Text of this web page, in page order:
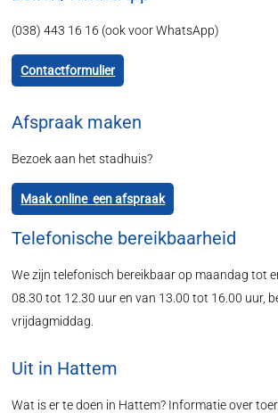
(038) 443 16 16 (ook voor WhatsApp)
Contactformulier
Afspraak maken
Bezoek aan het stadhuis?
Maak online een afspraak
Telefonische bereikbaarheid
We zijn telefonisch bereikbaar op maandag tot
08.30 tot 12.30 uur en van 13.00 tot 16.00 uur,
vrijdagmiddag.
Uit in Hattem
Wat is er te doen in Hattem? Informatie over